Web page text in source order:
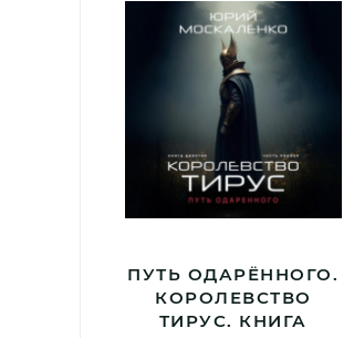
ПУТЬ ОДАРЁННОГО.
КОРОЛЕВСТВО
ТИРУС. КНИГА